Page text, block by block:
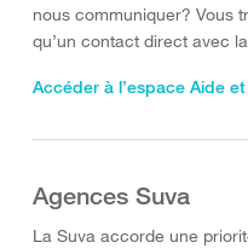
nous communiquer? Vous
qu’un contact direct avec
Accéder à l’espace Aide
Agences Suva
La Suva accorde une